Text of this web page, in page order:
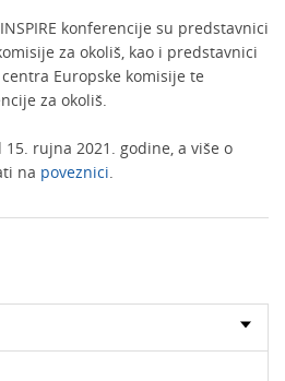
konferencije su predstavnici
za okoliš, kao i predstavnici
Europske komisije te
za okoliš.
rujna 2021. godine, a više o
na poveznici.